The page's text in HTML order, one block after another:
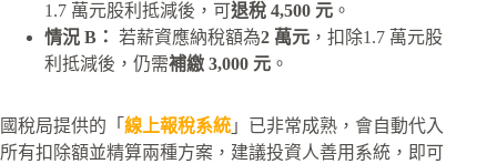
1.7 萬元股利抵減後，可退稅 4,500 元 。
情況 B： 若薪資應納稅額為2 萬元 ，扣除1.7 萬元股
利抵減後，仍需補繳 3,000 元 。
國稅局提供的「 線上報稅系統 」已非常成熟，會自動代入
所有扣除額並精算兩種方案，建議投資人善用系統，即可